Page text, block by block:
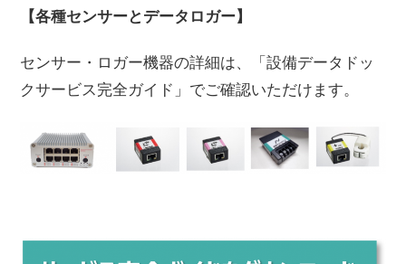
【各種センサーとデータロガー】
センサー・ロガー機器の詳細は、「設備データドッ
クサービス完全ガイド」でご確認いただけます。